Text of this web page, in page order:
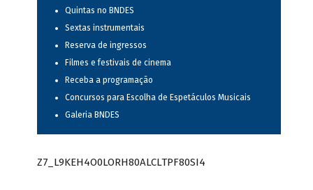
Quintas no BNDES
Sextas instrumentais
Reserva de ingressos
Filmes e festivais de cinema
Receba a programação
Concursos para Escolha de Espetáculos Musicais
Galeria BNDES
Z7_L9KEH4O0LORH80ALCLTPF80SI4